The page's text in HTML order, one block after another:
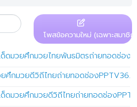
โพสข้อความใหม่ (เฉพาะสมาชิก)
ด็ดมวยศึกมวยไทยพันธมิตรถ่ายทอดช่อ
ศึกมวยดีวิถีไทยถ่ายทอดช่องPPTV36.
ด็ดมวยศึกมวยดีวิถีไทยถ่ายทอดช่อง